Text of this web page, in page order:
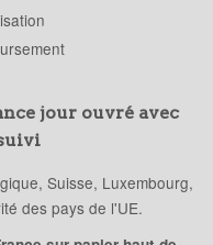
jour ouvré avec
Suisse, Luxembourg,
des pays de l'UE.